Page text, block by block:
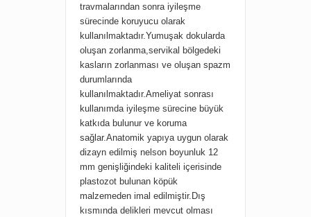
travmalarından sonra iyileşme
sürecinde koruyucu olarak
kullanılmaktadır.Yumuşak dokularda
oluşan zorlanma,servikal bölgedeki
kasların zorlanması ve oluşan spazm
durumlarında
kullanılmaktadır.Ameliyat sonrası
kullanımda iyileşme sürecine büyük
katkıda bulunur ve koruma
sağlar.Anatomik yapıya uygun olarak
dizayn edilmiş nelson boyunluk 12
mm genişliğindeki kaliteli içerisinde
plastozot bulunan köpük
malzemeden imal edilmiştir.Dış
kısmında delikleri mevcut olması